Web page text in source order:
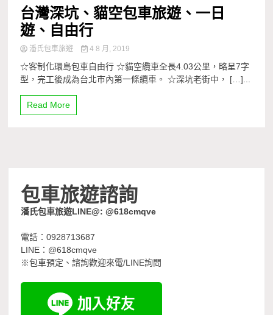
台灣深坑、貓空包車旅遊、一日
遊、自由行
潘氏包車旅遊 4 8 月, 2019
☆客制化環島包車自由行 ☆貓空纜車全長4.03公里，略呈7字
型，完工後成為台北市內第一條纜車。 ☆深坑老街中， […]...
Read More
包車旅遊諮詢
潘氏包車旅遊LINE@: @618cmqve
電話：0928713687
LINE：@618cmqve
※包車預定、諮詢歡迎來電/LINE詢問